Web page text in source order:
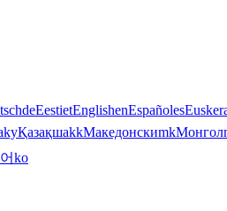
deEestietEnglishenEspañoles
kyҚазақшаkkМакедонскиmkМонгол
ko